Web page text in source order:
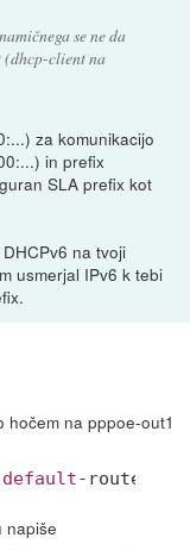
se ne da
(dhcp-client na
za komunikacijo
in prefix
SLA prefix kot
na tvoji
usmerjal IPv6 k tebi
hočem na pppoe-out1
default-
napiše